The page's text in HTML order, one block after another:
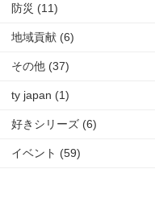
防災 (11)
地域貢献 (6)
その他 (37)
ty japan (1)
好きシリーズ (6)
イベント (59)